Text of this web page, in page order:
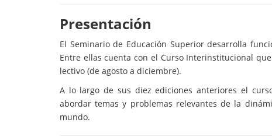
Presentación
El Seminario de Educación Superior desarrolla
Entre ellas cuenta con el Curso Interinstitucional
lectivo (de agosto a diciembre).
A lo largo de sus diez ediciones anteriores el
abordar temas y problemas relevantes de la
mundo.